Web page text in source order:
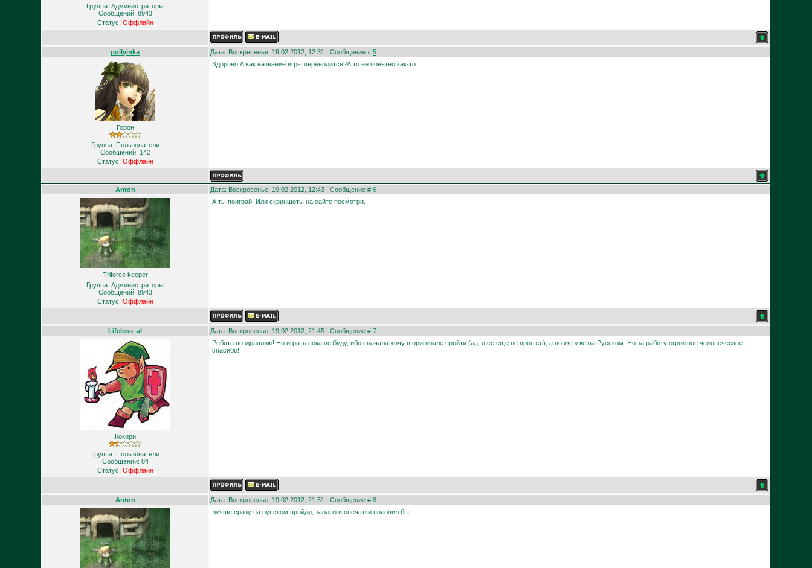
Группа: Администраторы
Сообщений: 8943
Статус: Оффлайн
pollyinka Дата: Воскресенье, 19.02.2012, 12:31 | Сообщение #5
Горон
Группа: Пользователи
Сообщений: 142
Статус: Оффлайн
Здорово.А как название игры переводится?А то не понятно как-то.
Anton Дата: Воскресенье, 19.02.2012, 12:43 | Сообщение #6
Triforce keeper
Группа: Администраторы
Сообщений: 8943
Статус: Оффлайн
А ты поиграй. Или скриншоты на сайте посмотри.
Lifeless_al Дата: Воскресенье, 19.02.2012, 21:45 | Сообщение #7
Кокири
Группа: Пользователи
Сообщений: 84
Статус: Оффлайн
Ребята поздравляю! Но играть пока не буду, ибо сначала хочу в оригинале пройти (да, я ее еще не прошел), а позже уже на Русском. Но за работу огромное человеческое
спасибо!
Anton Дата: Воскресенье, 19.02.2012, 21:51 | Сообщение #8
лучше сразу на русском пройди, заодно и опечатки половил бы.